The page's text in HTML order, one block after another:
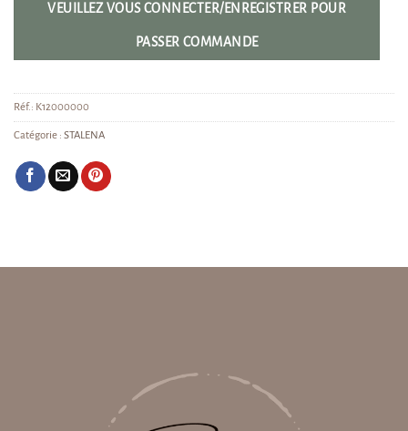
VEUILLEZ VOUS CONNECTER/ENREGISTRER POUR
PASSER COMMANDE
Réf.: K12000000
Catégorie : STALENA